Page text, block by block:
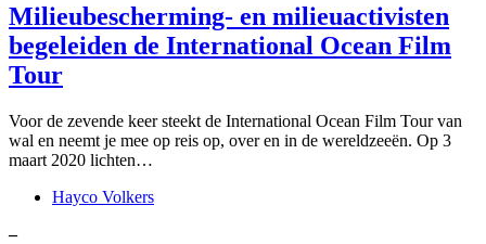
Milieubescherming- en milieuactivisten
begeleiden de International Ocean Film
Tour
Voor de zevende keer steekt de International Ocean Film Tour van
wal en neemt je mee op reis op, over en in de wereldzeeën. Op 3
maart 2020 lichten…
Hayco Volkers
–